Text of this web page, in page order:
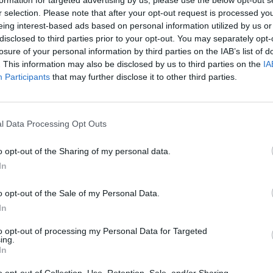
selection. Please note that after your opt-out request is processed
interest-based ads based on personal information utilized by us
to third parties prior to your opt-out. You may separately
of your personal information by third parties on the IAB’s list of
This information may also be disclosed by us to third parties on the
Participants that may further disclose it to other third parties.
Data Processing Opt Outs
opt-out of the Sharing of my personal data.
opt-out of the Sale of my Personal Data.
opt-out of processing my Personal Data for Targeted
el cambio de nombre, la nueva identidad
de objetivos, actividades y espacios de
como uno de los mayores referentes
en Castellón. "Durante estos años la
ha dado la oportunidad de hacer más
provincia" ha afirmado la portavoz de
paracrear espacios seguros, de
del colectivo.
participación como en impacto social,
reivindicativas y comunitarias.
encara una etapa centrada enampliar
el trabajo comunitario y